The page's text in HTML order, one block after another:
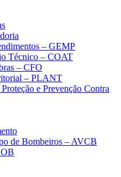
– GEMP
Técnico – COAT
– CFO
– PLANT
e Prevenção Contra
de Bombeiros – AVCB